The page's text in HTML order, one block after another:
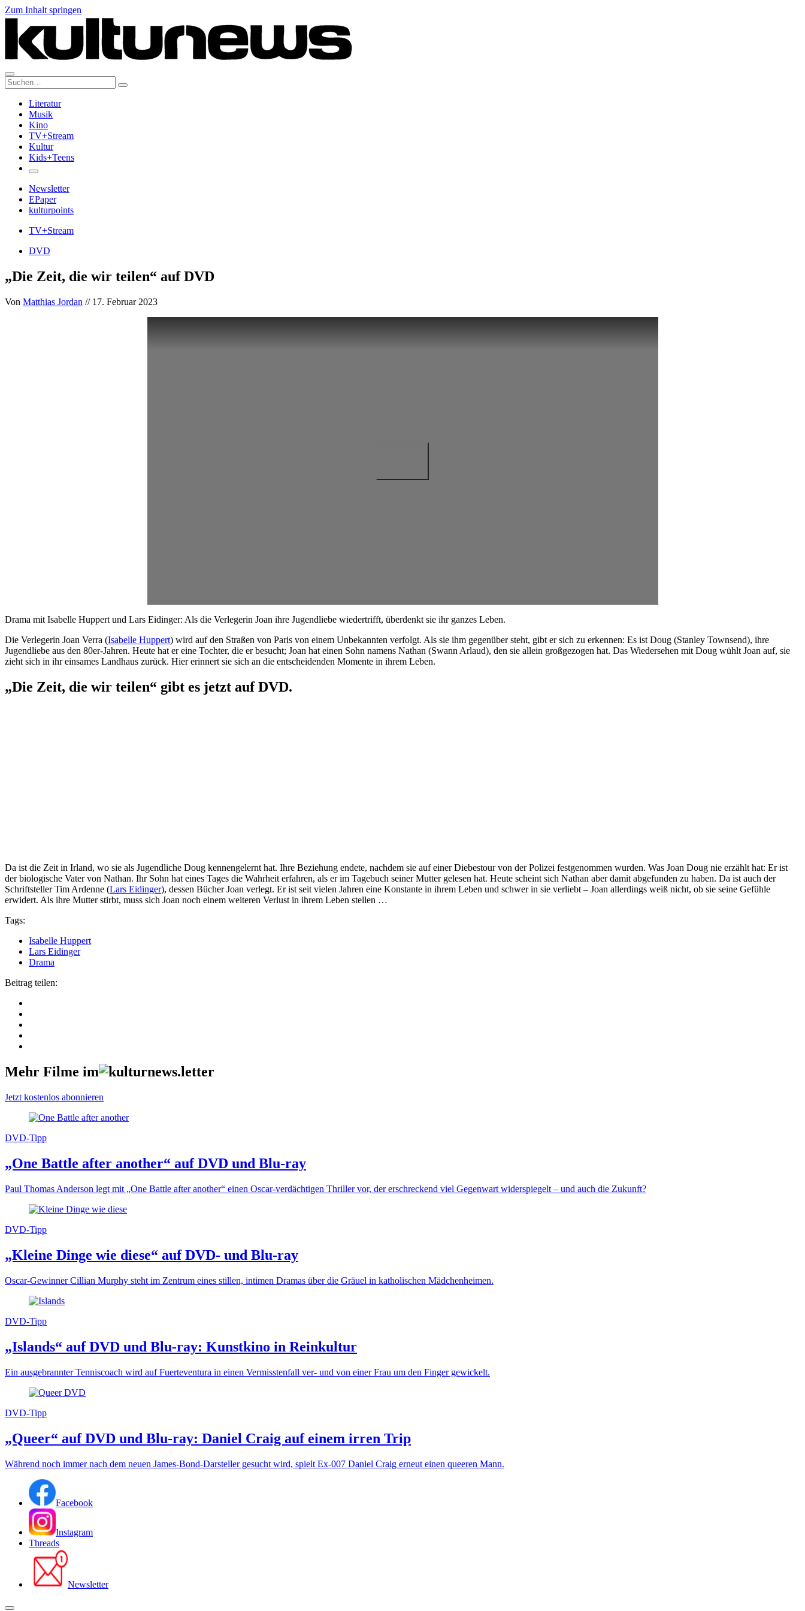
Zum Inhalt springen
Suche:
Literatur
Musik
Kino
TV+Stream
Kultur
Kids+Teens
Newsletter
EPaper
kulturpoints
TV+Stream
DVD
„Die Zeit, die wir teilen“ auf DVD
Von Matthias Jordan // 17. Februar 2023
Drama mit Isabelle Huppert und Lars Eidinger: Als die Verlegerin Joan ihre Jugendliebe wiedertrifft, überdenkt sie ihr ganzes Leben.
Die Verlegerin Joan Verra (Isabelle Huppert) wird auf den Straßen von Paris von einem Unbekannten verfolgt. Als sie ihm gegenüber steht, gibt er sich zu erkennen: Es ist Doug (Stanley Townsend), ihre
Jugendliebe aus den 80er-Jahren. Heute hat er eine Tochter, die er besucht; Joan hat einen Sohn namens Nathan (Swann Arlaud), den sie allein großgezogen hat. Das Wiedersehen mit Doug wühlt Joan auf, sie
zieht sich in ihr einsames Landhaus zurück. Hier erinnert sie sich an die entscheidenden Momente in ihrem Leben.
„Die Zeit, die wir teilen“ gibt es jetzt auf DVD.
Da ist die Zeit in Irland, wo sie als Jugendliche Doug kennengelernt hat. Ihre Beziehung endete, nachdem sie auf einer Diebestour von der Polizei festgenommen wurden. Was Joan Doug nie erzählt hat: Er ist
der biologische Vater von Nathan. Ihr Sohn hat eines Tages die Wahrheit erfahren, als er im Tagebuch seiner Mutter gelesen hat. Heute scheint sich Nathan aber damit abgefunden zu haben. Da ist auch der
Schriftsteller Tim Ardenne (Lars Eidinger), dessen Bücher Joan verlegt. Er ist seit vielen Jahren eine Konstante in ihrem Leben und schwer in sie verliebt – Joan allerdings weiß nicht, ob sie seine Gefühle
erwidert. Als ihre Mutter stirbt, muss sich Joan noch einem weiteren Verlust in ihrem Leben stellen …
Tags:
Isabelle Huppert
Lars Eidinger
Drama
Beitrag teilen:
Mehr Filme im
Jetzt kostenlos abonnieren
DVD-Tipp
„One Battle after another“ auf DVD und Blu-ray
Paul Thomas Anderson legt mit „One Battle after another“ einen Oscar-verdächtigen Thriller vor, der erschreckend viel Gegenwart widerspiegelt – und auch die Zukunft?
DVD-Tipp
„Kleine Dinge wie diese“ auf DVD- und Blu-ray
Oscar-Gewinner Cillian Murphy steht im Zentrum eines stillen, intimen Dramas über die Gräuel in katholischen Mädchenheimen.
DVD-Tipp
„Islands“ auf DVD und Blu-ray: Kunstkino in Reinkultur
Ein ausgebrannter Tenniscoach wird auf Fuerteventura in einen Vermisstenfall ver- und von einer Frau um den Finger gewickelt.
DVD-Tipp
„Queer“ auf DVD und Blu-ray: Daniel Craig auf einem irren Trip
Während noch immer nach dem neuen James-Bond-Darsteller gesucht wird, spielt Ex-007 Daniel Craig erneut einen queeren Mann.
Facebook
Instagram
Threads
Newsletter